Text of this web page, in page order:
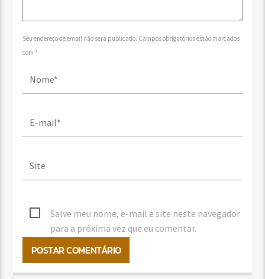
Seu endereço de email não será publicado. Campos obrigatórios estão marcados
com *
Salve meu nome, e-mail e site neste navegador
para a próxima vez que eu comentar.